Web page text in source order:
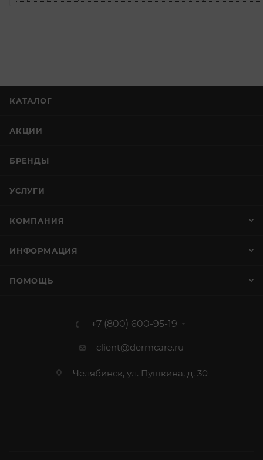
КАТАЛОГ
АКЦИИ
БРЕНДЫ
УСЛУГИ
КОМПАНИЯ
ИНФОРМАЦИЯ
ПОМОЩЬ
+7 (800) 600-95-19
client@dermcare.ru
Челябинск, ул. Пушкина, д. 30